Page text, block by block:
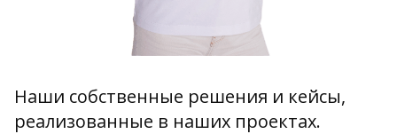
Наши собственные решения и кейсы,
реализованные в наших проектах.